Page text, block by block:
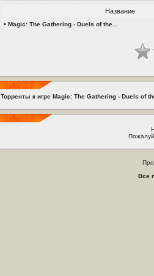
Название
• Magic: The Gathering - Duels of the...
Торренты к игре Magic: The Gathering - Duels of
Все